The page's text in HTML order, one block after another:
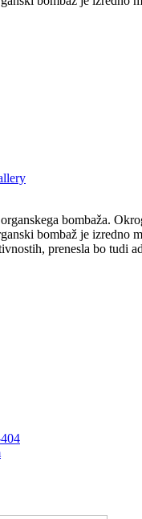
bombaža.
bombaž je
prenesla bo tudi